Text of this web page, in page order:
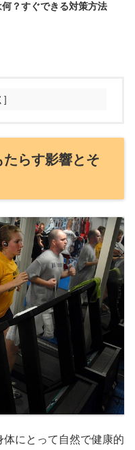
？すぐできる対策方法
らす影響とそ
にとって自然で健康的